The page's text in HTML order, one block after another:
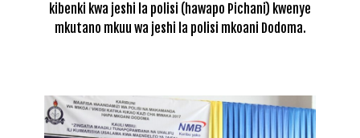
kibenki kwa jeshi la polisi (hawapo Pichani) kwenye
mkutano mkuu wa jeshi la polisi mkoani Dodoma.